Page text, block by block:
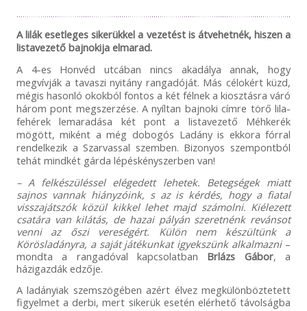
A lilák esetleges sikerükkel a vezetést is átvehetnék, hiszen a
listavezető bajnokija elmarad.
A 4-es Honvéd utcában nincs akadálya annak, hogy
megvívják a tavaszi nyitány rangadóját. Más célokért küzd,
mégis hasonló okokból fontosa két félnek a kiosztásra váró
három pont megszerzése.A nyíltan bajnoki címre törő lila-
fehérek lemaradása két pont a listavezető Méhkerék
mögött,miként a még dobogós Ladány is ekkora fórral
rendelkezik a Szarvassal szemben. Bizonyos szempontból
tehát mindkét gárda lépéskényszerben van!
– A felkészüléssel elégedett lehetek. Betegségek miatt
sajnos vannak hiányzóink, s az is kérdés, hogy a fiatal
visszajátszók közül kikkel lehet majd számolni. Kiélezett
csatára van kilátás, de hazai pályán szeretnénk revánsot
venni az őszi vereségért. Külön nem készültünk a
Körösladányra, a saját játékunkat igyekszünk alkalmazni–
mondta a rangadóval kapcsolatban Brlázs Gábor, a
házigazdák edzője.
A ladányiak szemszögében azért élvez megkülönböztetett
figyelmet a derbi, mert sikerük esetén elérhető távolságba